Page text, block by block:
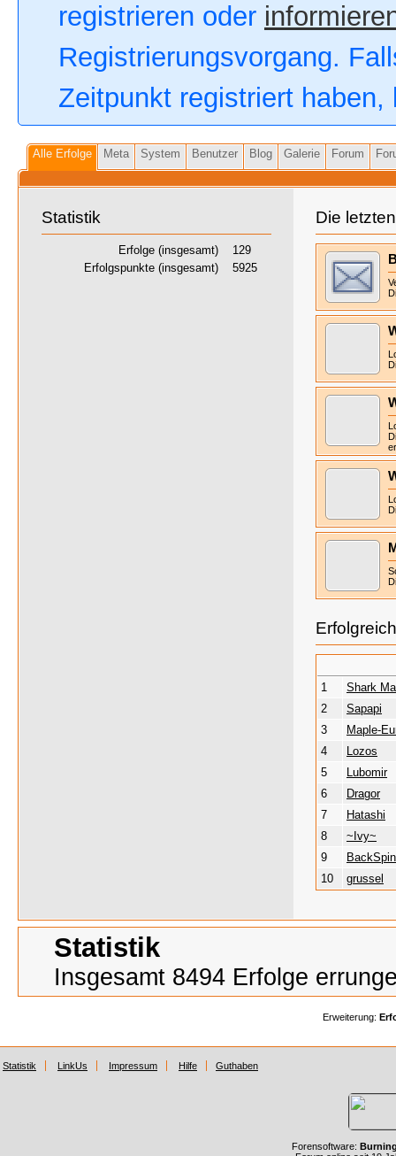
registrieren oder
Registrierungsvorgang.
Zeitpunkt registriert
Alle Erfolge Meta System Benutzer Blog Galerie Forum
Statistik
Erfolge (insgesamt)
129
Erfolgspunkte (insgesamt)
5925
Die
1
Shark
2
Sapapi
3
Maple-
4
Lozos
5
Lubomir
6
Dragor
7
Hatashi
8
~Ivy~
9
10
grussel
Statistik
Insgesamt 8494 Erfolge
Erweiterung:
Statistik LinkUs Impressum Hilfe Guthaben
Forensoftware: